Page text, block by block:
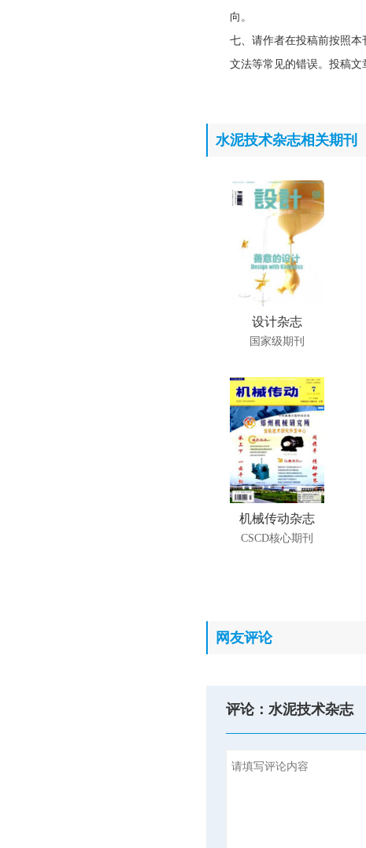
向。
七、请作者在投稿前按照
文法等常见的错误。投稿文
水泥技术杂志相关期刊
设计杂志
国家级期刊
机械传动杂志
CSCD核心期刊
网友评论
评论：水泥技术杂志